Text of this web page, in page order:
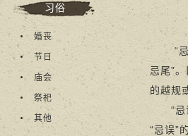
习俗
婚丧
节日
庙会
祭祀
其他
“忌误
忌尾”
的越规
“忌误
“忌误”